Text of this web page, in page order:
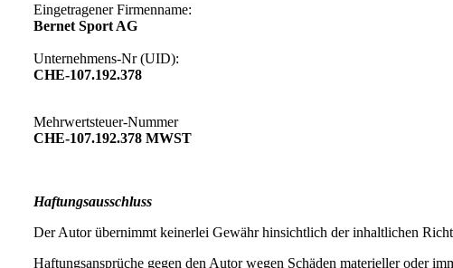
Eingetragener Firmenname:
Bernet Sport AG
Unternehmens-Nr (UID):
CHE-107.192.378
Mehrwertsteuer-Nummer
CHE-107.192.378 MWST
Haftungsausschluss
Der Autor übernimmt keinerlei Gewähr hinsichtlich der inhaltlichen
Haftungsansprüche gegen den Autor wegen Schäden materieller oder